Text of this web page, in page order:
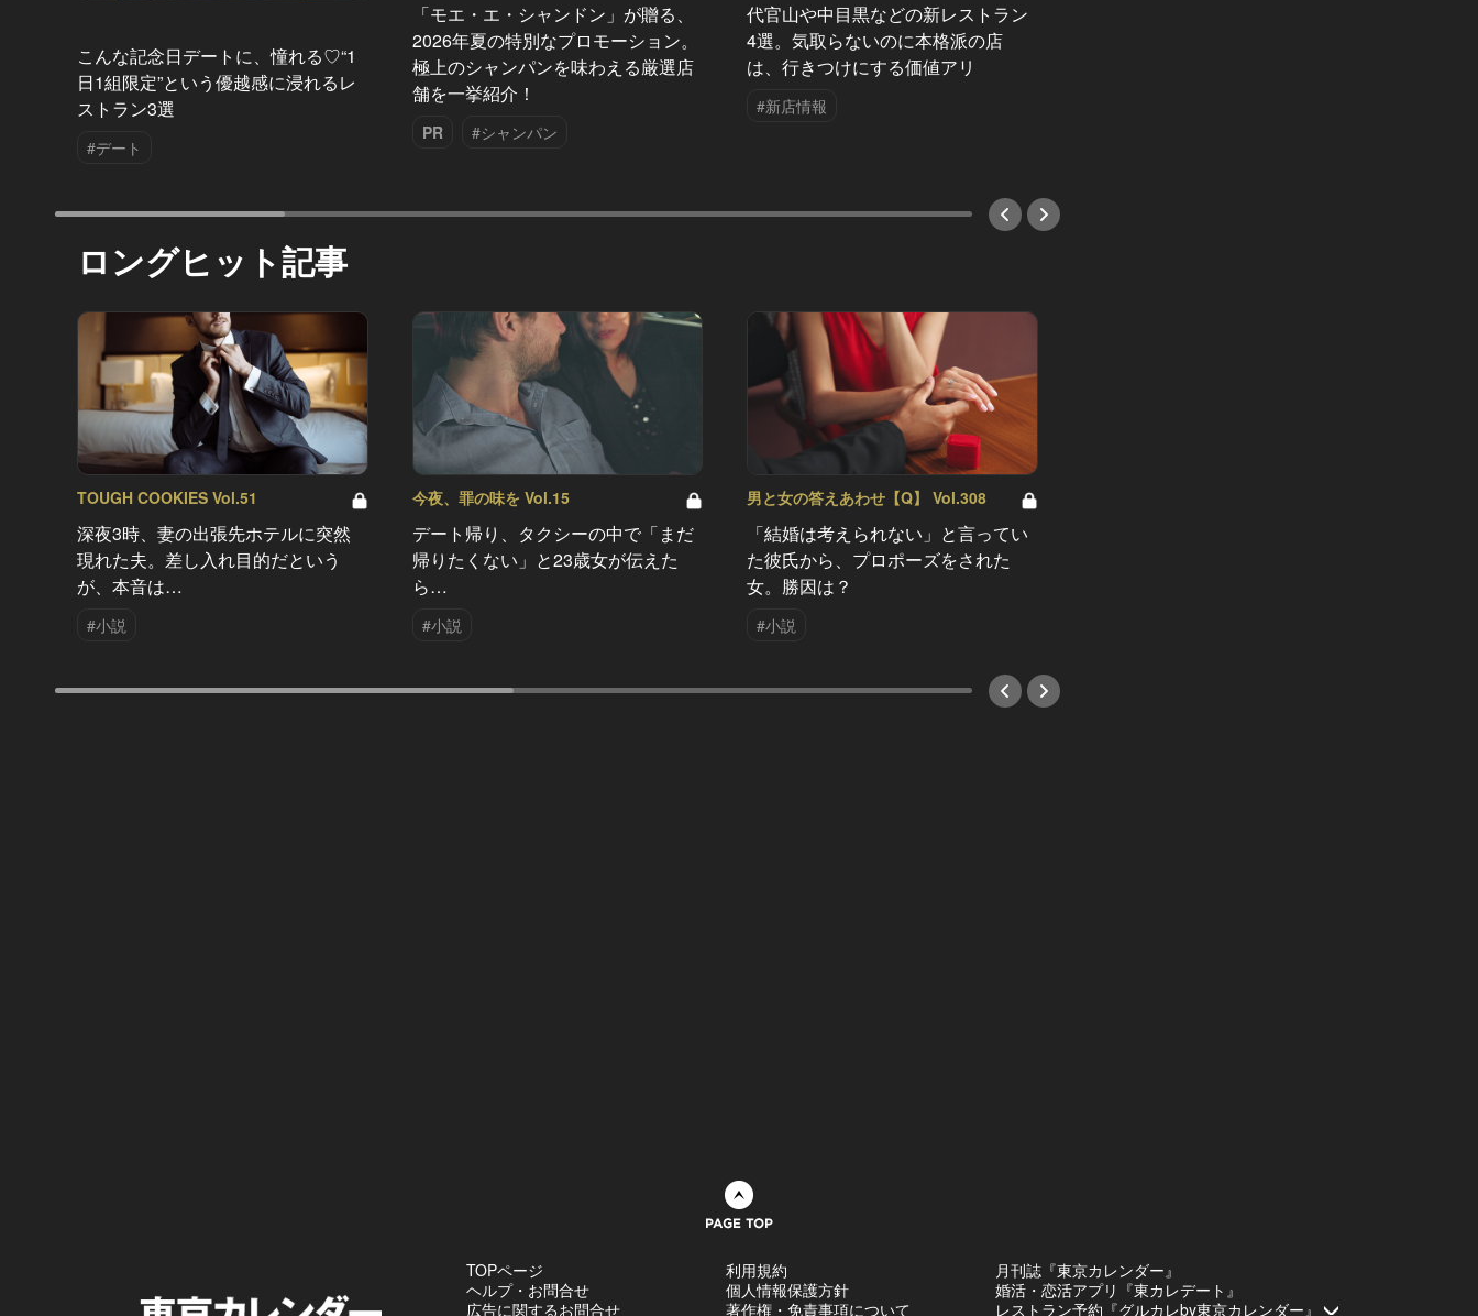
こんな記念日デートに、憧れる♡“1
日1組限定”という優越感に浸れるレ
ストラン3選
#デート
「モエ・エ・シャンドン」が贈る、
2026年夏の特別なプロモーション。
極上のシャンパンを味わえる厳選店
舗を一挙紹介！
PR #シャンパン
代官山や中目黒などの新レストラン
4選。気取らないのに本格派の店
は、行きつけにする価値アリ
#新店情報
ロングヒット記事
TOUGH COOKIES Vol.51
深夜3時、妻の出張先ホテルに突然
現れた夫。差し入れ目的だという
が、本音は…
#小説
今夜、罪の味を Vol.15
デート帰り、タクシーの中で「まだ
帰りたくない」と23歳女が伝えた
ら…
#小説
男と女の答えあわせ【Q】 Vol.308
「結婚は考えられない」と言ってい
た彼氏から、プロポーズをされた
女。勝因は？
#小説
TOPページ
ヘルプ・お問合せ
広告に関するお問合せ
利用規約
個人情報保護方針
著作権・免責事項について
月刊誌『東京カレンダー』
婚活・恋活アプリ『東カレデート』
レストラン予約『グルカレby東京カレンダー』